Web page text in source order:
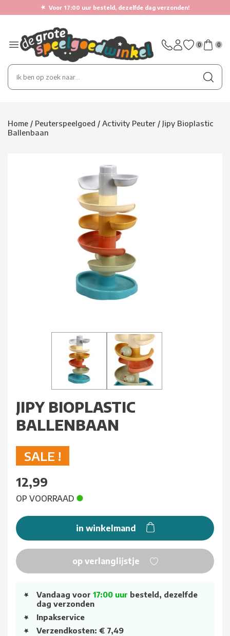
★ Voor 17:00 uur besteld, dezelfde dag verzonden!
0 0
Home / Peuterspeelgoed / Activity Peuter / Jipy Bioplastic
Ballenbaan
JIPY BIOPLASTIC
BALLENBAAN
SALE !
12,99
OP VOORRAAD
in winkelmand
op verlanglijstje
Vandaag voor 17:00 uur besteld, dezelfde
dag verzonden
Inpakservice
Verzendkosten: € 7,49